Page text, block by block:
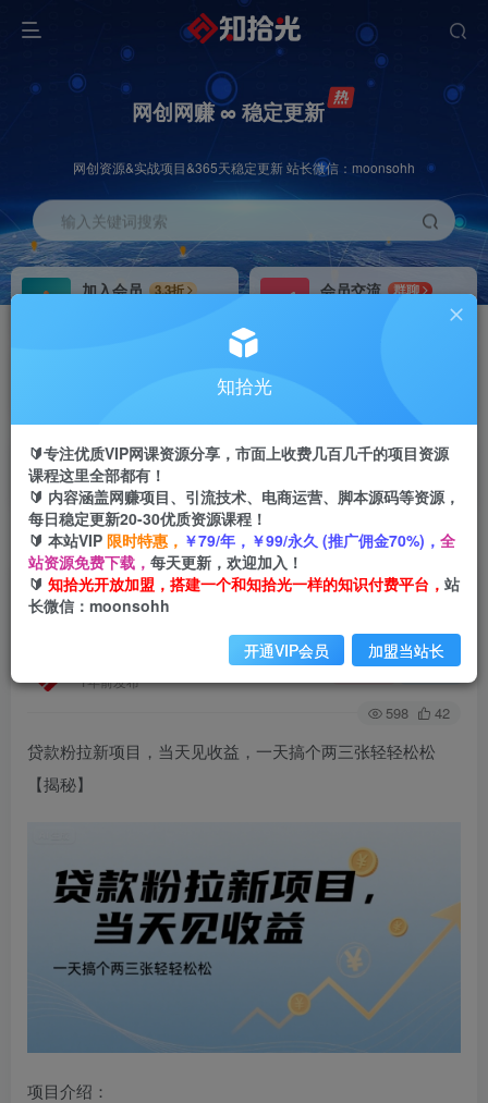
网创网赚 ∞ 稳定更新
网创资源&实战项目&365天稳定更新 站长微信：moonsohh
输入关键词搜索
加入会员
3.3折
会员交流
群聊
首页 会员免费 正文
贷款粉拉新项目，当天见收益，一天搞个两三张轻
轻松松
1年前发布
关注 私信
598 42
贷款粉拉新项目，当天见收益，一天搞个两三张轻轻松松
【揭秘】
项目介绍：
知拾光
🔰专注优质VIP网课资源分享，市面上收费几百几千的项目资源
课程这里全部都有！
🔰 内容涵盖网赚项目、引流技术、电商运营、脚本源码等资源，
每日稳定更新20-30优质资源课程！
🔰 本站VIP 限时特惠， ￥79/年，￥99/永久 (推广佣金70%)， 全
站资源免费下载， 每天更新，欢迎加入！
🔰 知拾光开放加盟，搭建一个和知拾光一样的知识付费平台， 站
长微信：moonsohh
开通VIP会员 加盟当站长